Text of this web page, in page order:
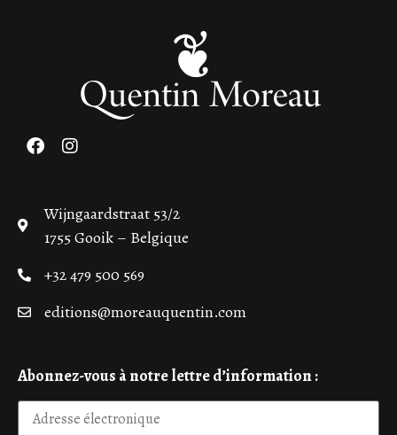
Wijngaardstraat 53/2
1755 Gooik – Belgique
+32 479 500 569
editions@moreauquentin.com
Abonnez-vous à notre lettre d’information :